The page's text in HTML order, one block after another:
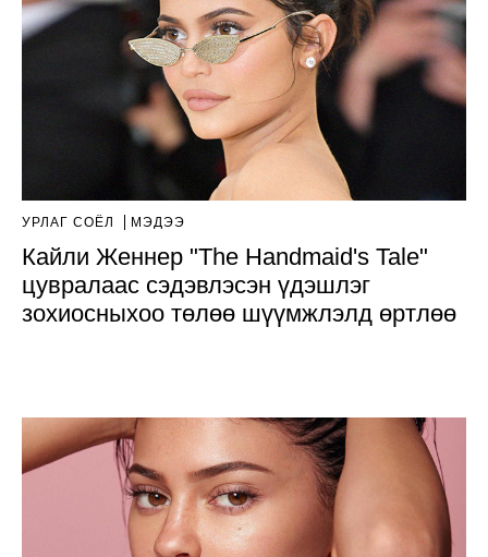
УРЛАГ СОЁЛ МЭДЭЭ
Кайли Женнер "The Handmaid's Tale"
цувралаас сэдэвлэсэн үдэшлэг
зохиосныхоо төлөө шүүмжлэлд өртлөө